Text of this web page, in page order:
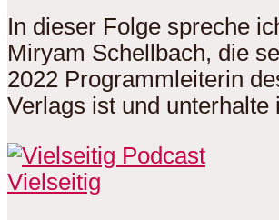
In dieser Folge spreche
Miryam Schellbach, die
2022 Programmleiterin
Verlags ist und unterhalte
Vielseitig